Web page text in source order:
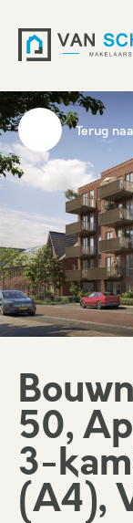
Terug
50,
3-
(A4),